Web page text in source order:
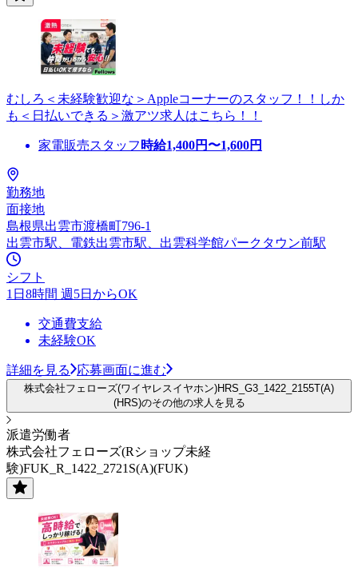
むしろ＜未経験歓迎な＞Appleコーナーのスタッフ！！しか
も＜日払いできる＞激アツ求人はこちら！！
家電販売スタッフ 時給1,400円〜1,600円
勤務地
面接地
島根県出雲市渡橋町796-1
出雲市駅、電鉄出雲市駅、出雲科学館パークタウン前駅
シフト
1日8時間 週5日からOK
交通費支給
未経験OK
詳細を見る 応募画面に進む
株式会社フェローズ(ワイヤレスイヤホン)HRS_G3_1422_2155T(A)
(HRS)のその他の求人を見る
派遣労働者
株式会社フェローズ(Rショップ未経
験)FUK_R_1422_2721S(A)(FUK)